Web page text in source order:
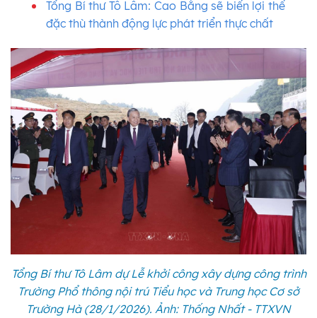
Tổng Bí thư Tô Lâm: Cao Bằng sẽ biến lợi thế
đặc thù thành động lực phát triển thực chất
Tổng Bí thư Tô Lâm dự Lễ khởi công xây dựng công trình
Trường Phổ thông nội trú Tiểu học và Trung học Cơ sở
Trường Hà (28/1/2026). Ảnh: Thống Nhất - TTXVN